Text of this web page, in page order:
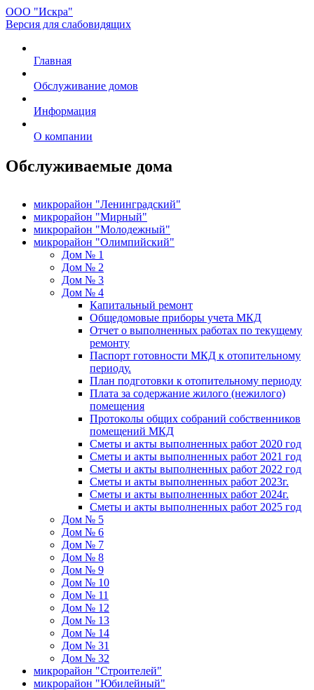
ООО "Искра"
Версия для слабовидящих
Главная
Обслуживание домов
Информация
О компании
Обслуживаемые дома
микрорайон "Ленинградский"
микрорайон "Мирный"
микрорайон "Молодежный"
микрорайон "Олимпийский"
Дом № 1
Дом № 2
Дом № 3
Дом № 4
Капитальный ремонт
Общедомовые приборы учета МКД
Отчет о выполненных работах по текущему
ремонту
Паспорт готовности МКД к отопительному
периоду.
План подготовки к отопительному периоду
Плата за содержание жилого (нежилого)
помещения
Протоколы общих собраний собственников
помещений МКД
Сметы и акты выполненных работ 2020 год
Сметы и акты выполненных работ 2021 год
Сметы и акты выполненных работ 2022 год
Сметы и акты выполненных работ 2023г.
Сметы и акты выполненных работ 2024г.
Сметы и акты выполненных работ 2025 год
Дом № 5
Дом № 6
Дом № 7
Дом № 8
Дом № 9
Дом № 10
Дом № 11
Дом № 12
Дом № 13
Дом № 14
Дом № 31
Дом № 32
микрорайон "Строителей"
микрорайон "Юбилейный"